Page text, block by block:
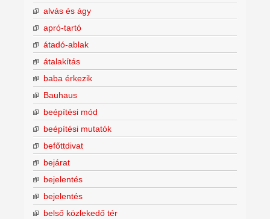
alvás és ágy
apró-tartó
átadó-ablak
átalakítás
baba érkezik
Bauhaus
beépítési mód
beépítési mutatók
befőttdivat
bejárat
bejelentés
bejelentés
belső közlekedő tér